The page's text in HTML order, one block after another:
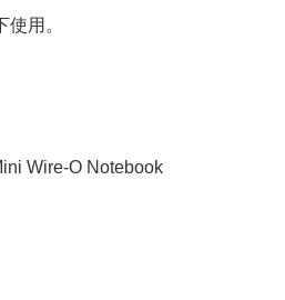
用。
Wire-O Notebook